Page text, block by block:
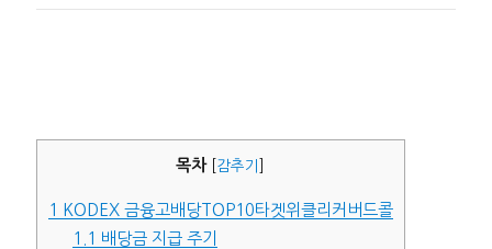
쓴
성
목차 감추기
1
KODEX 금융고배당TOP10타겟위클리커버드콜
1.1 배당금 지급 주기